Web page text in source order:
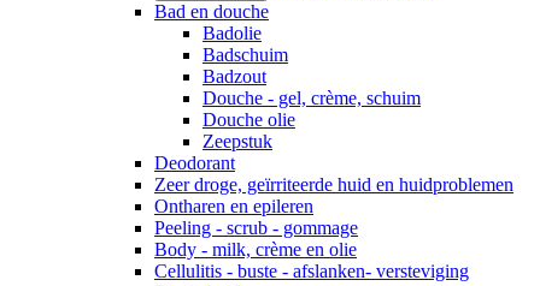
Bad en douche
Badolie
Badschuim
Badzout
Douche - gel, crème, schuim
Douche olie
Zeepstuk
Deodorant
Zeer droge, geïrriteerde huid en huidproblemen
Ontharen en epileren
Peeling - scrub - gommage
Body - milk, crème en olie
Cellulitis - buste - afslanken- versteviging